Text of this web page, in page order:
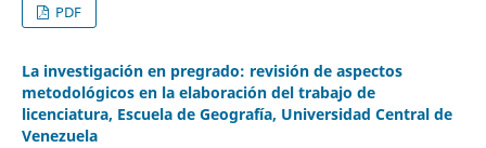
PDF
La investigación en pregrado: revisión de aspectos
metodológicos en la elaboración del trabajo de
licenciatura, Escuela de Geografía, Universidad Central de
Venezuela